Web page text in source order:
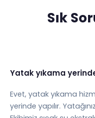
Sık
Yatak yıkama
Evet, yatak yıkama
yerinde yapılır.